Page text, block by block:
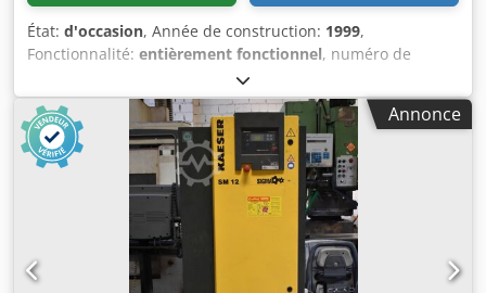
État: d'occasion, Année de construction: 1999,
Fonctionnalité: entièrement fonctionnel, numéro de
AII362754, puissance:
pression de service:7 barre, Équipement:Plaque
signalétique disponible, compresseur, système d'air
comprimé
, Le compresseur lubrifié Atlas Copco GA37 est
une machine puissante et fiable, conçue pour offrir des
performances optimales dans divers environnements
industriels. Ce modèle d'occasion, avec une puissance de
37 kW, est capable de fonctionner à une pression de 7,5
bars, ce qui le rend idéal pour les applications nécessitant
une pression constante et une efficacité énergétique.
Annonce